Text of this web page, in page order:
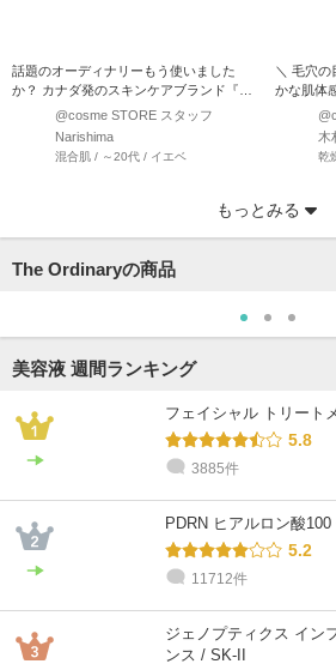
話題のオーディナリーもう使いました
か？ カナダ発のスキンケアブランド『オ
ーディナリー』肌悩みに合…
@cosme STORE スタッフ
Narishima
混合肌 / ～20代 / イエベ
＼ 毛穴の
かな肌体感！ ／ 『
N10+Z1…
木
乾
に
お
もっとみる
The Ordinaryの商品
美容液 週間ランキング
フェイシャル トリート
5.8
3885件
PDRN ヒアルロン酸
5.2
11712件
ジェノプティクス イン
ンス / SK-II